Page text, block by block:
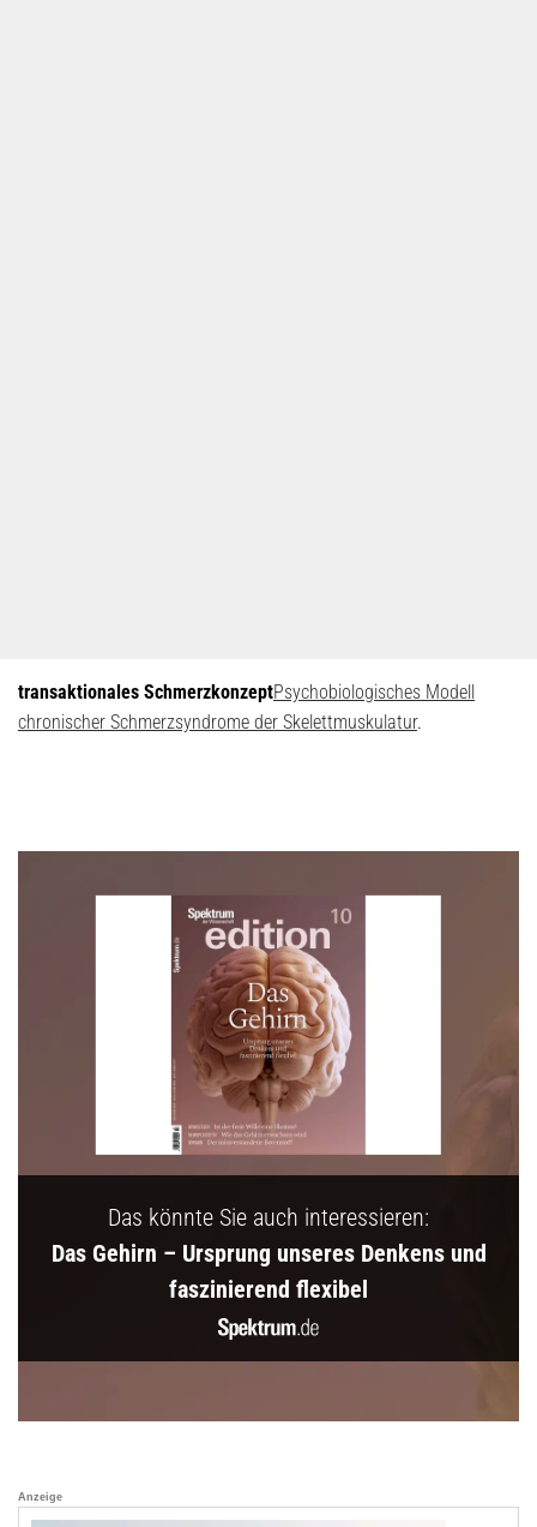
transaktionales SchmerzkonzeptPsychobiologisches Modell
chronischer Schmerzsyndrome der Skelettmuskulatur.
Das könnte Sie auch interessieren:
Das Gehirn – Ursprung unseres Denkens und
faszinierend flexibel
Anzeige